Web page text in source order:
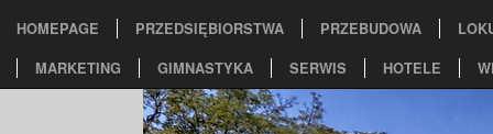
HOMEPAGE PRZEDSIĘBIORSTWA PRZEBUDOWA
MARKETING
GIMNASTYKA SERWIS HOTELE